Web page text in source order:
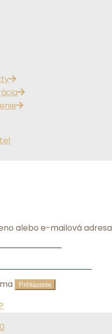
alebo e-mailová adresa
Prihlásenie
0